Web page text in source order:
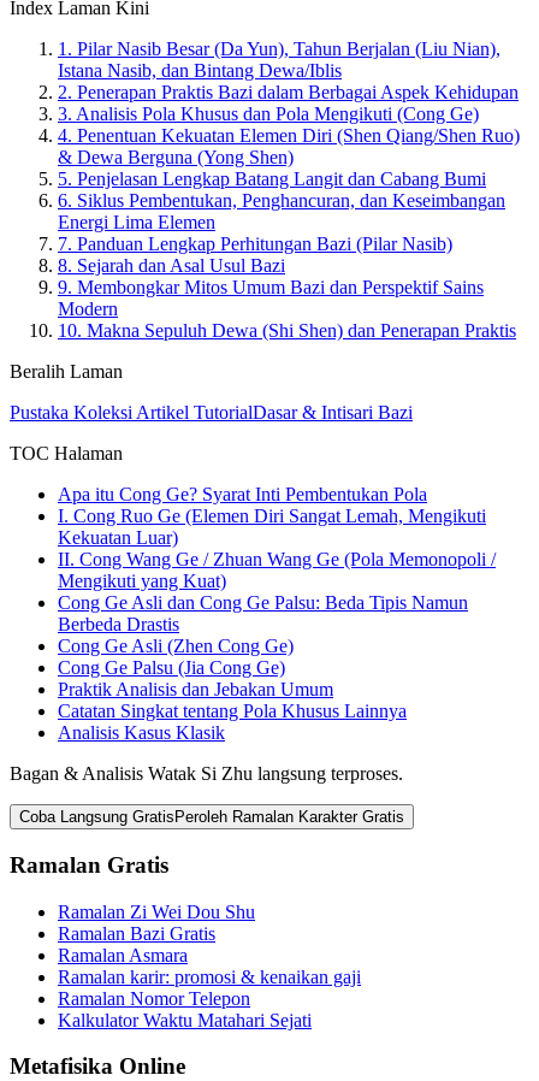
Index Laman Kini
1. Pilar Nasib Besar (Da Yun), Tahun Berjalan (Liu Nian),
Istana Nasib, dan Bintang Dewa/Iblis
2. Penerapan Praktis Bazi dalam Berbagai Aspek Kehidupan
3. Analisis Pola Khusus dan Pola Mengikuti (Cong Ge)
4. Penentuan Kekuatan Elemen Diri (Shen Qiang/Shen Ruo)
& Dewa Berguna (Yong Shen)
5. Penjelasan Lengkap Batang Langit dan Cabang Bumi
6. Siklus Pembentukan, Penghancuran, dan Keseimbangan
Energi Lima Elemen
7. Panduan Lengkap Perhitungan Bazi (Pilar Nasib)
8. Sejarah dan Asal Usul Bazi
9. Membongkar Mitos Umum Bazi dan Perspektif Sains
Modern
10. Makna Sepuluh Dewa (Shi Shen) dan Penerapan Praktis
Beralih Laman
Pustaka Koleksi Artikel TutorialDasar & Intisari Bazi
TOC Halaman
Apa itu Cong Ge? Syarat Inti Pembentukan Pola
I. Cong Ruo Ge (Elemen Diri Sangat Lemah, Mengikuti
Kekuatan Luar)
II. Cong Wang Ge / Zhuan Wang Ge (Pola Memonopoli /
Mengikuti yang Kuat)
Cong Ge Asli dan Cong Ge Palsu: Beda Tipis Namun
Berbeda Drastis
Cong Ge Asli (Zhen Cong Ge)
Cong Ge Palsu (Jia Cong Ge)
Praktik Analisis dan Jebakan Umum
Catatan Singkat tentang Pola Khusus Lainnya
Analisis Kasus Klasik
Bagan & Analisis Watak Si Zhu langsung terproses.
Coba Langsung Gratis Peroleh Ramalan Karakter Gratis
Ramalan Gratis
Ramalan Zi Wei Dou Shu
Ramalan Bazi Gratis
Ramalan Asmara
Ramalan karir: promosi & kenaikan gaji
Ramalan Nomor Telepon
Kalkulator Waktu Matahari Sejati
Metafisika Online